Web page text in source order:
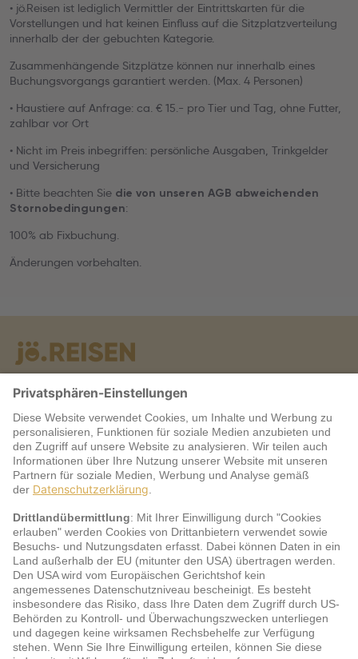
• jö.Reisen ist lediglich Vermittler der Eintrittskarten für die
Vorstellungen und hat keinen Einfluss auf die Sitzplatzverteilung
innerhalb der der gebuchten Kategorie.
Zusammenhängende Sitzplätze können nur innerhalb eines
Buchungsvorgangs garantiert werden. (Max. 4 Personen)
• Haustiere auf Anfrage: ca. € 15.- pro Tier und Tag, ohne Futter,
zahlbar vor Ort
• Nicht im Preis inbegriffen: persönliche Ausgaben, Trinkgelder
und Versicherung
• Bitte beachten Sie die von unseren AGB abweichenden
Stornobedingungen:
100% ab Fixbuchung.
Änderungen vorbehalten.
Warum jö?
Service
jö Bonus Club Partner